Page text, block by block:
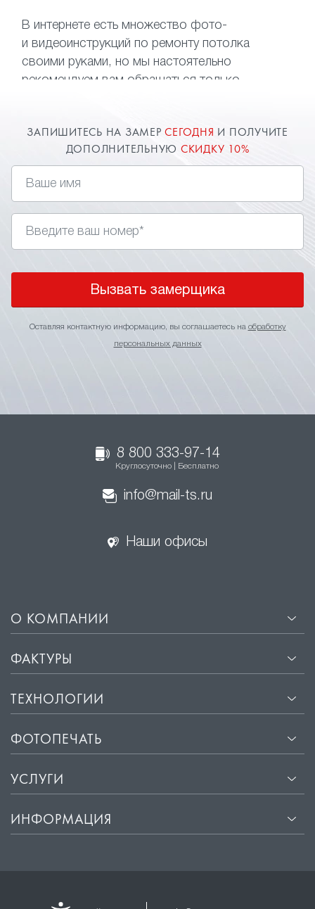
самостоятельный слив воды может привести
к безвозвратной порче полотна. Чтобы
не тратить деньги и время на монтаж нового
полотна, достаточно обратиться
В интернете есть множество фото-
и видеоинструкций по ремонту потолка
своими руками, но мы настоятельно
рекомендуем вам обращаться только
натяжного потолка после пореза, залива
и устранит любые проблемы с потолочными
ЗАПИШИТЕСЬ НА ЗАМЕРСЕГОДНЯ И ПОЛУЧИТЕ
ДОПОЛНИТЕЛЬНУЮ СКИДКУ 10%
Вызвать замерщика
Оставляя контактную информацию, вы соглашаетесь на обработку
персональных данных
8 800 333-97-14
Круглосуточно | Бесплатно
info@mail-ts.ru
Наши офисы
О КОМПАНИИ
ФАКТУРЫ
ТЕХНОЛОГИИ
ФОТОПЕЧАТЬ
УСЛУГИ
ИНФОРМАЦИЯ